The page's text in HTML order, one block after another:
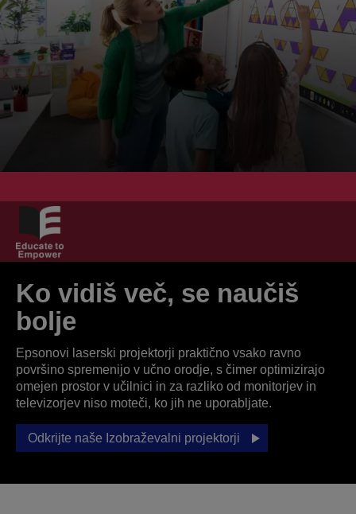
Ko vidiš več, se naučiš
bolje
Epsonovi laserski projektorji praktično vsako ravno
površino spremenijo v učno orodje, s čimer optimizirajo
omejen prostor v učilnici in za razliko od monitorjev in
televizorjev niso moteči, ko jih ne uporabljate.
Odkrijte naše Izobraževalni projektorji